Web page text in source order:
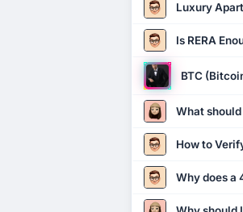
Luxury
Is RERA
BTC
What
How to
Why does a